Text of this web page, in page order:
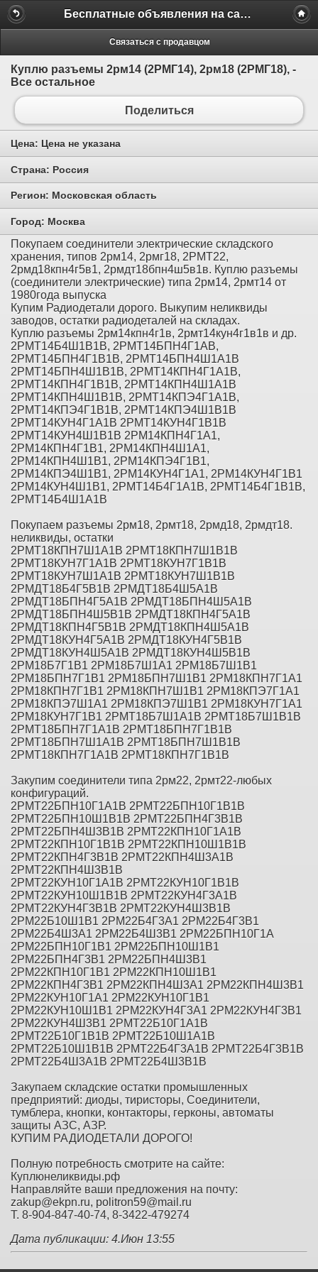
Бесплатные объявления на сайте MILAMO.ru
Связаться с продавцом
Куплю разъемы 2рм14 (2РМГ14), 2рм18 (2РМГ18), -
Все остальное
Поделиться
Цена: Цена не указана
Страна: Россия
Регион: Московская область
Город: Москва
Покупаем соединители электрические складского
хранения, типов 2рм14, 2рмг18, 2РМТ22,
2рмд18кпн4г5в1, 2рмдт18бпн4ш5в1в. Куплю разъемы
(соединители электрические) типа 2рм14, 2рмт14 от
1980года выпуска
Купим Радиодетали дорого. Выкупим неликвиды
заводов, остатки радиодеталей на складах.
Куплю разъемы 2рм14кпн4г1в, 2рмт14кун4г1в1в и др.
2РМТ14Б4Ш1В1В, 2РМТ14БПН4Г1АВ,
2РМТ14БПН4Г1В1В, 2РМТ14БПН4Ш1А1В
2РМТ14БПН4Ш1В1В, 2РМТ14КПН4Г1А1В,
2РМТ14КПН4Г1В1В, 2РМТ14КПН4Ш1А1В
2РМТ14КПН4Ш1В1В, 2РМТ14КПЭ4Г1А1В,
2РМТ14КПЭ4Г1В1В, 2РМТ14КПЭ4Ш1В1В
2РМТ14КУН4Г1А1В 2РМТ14КУН4Г1В1В
2РМТ14КУН4Ш1В1В 2РМ14КПН4Г1А1,
2РМ14КПН4Г1В1, 2РМ14КПН4Ш1А1,
2РМ14КПН4Ш1В1, 2РМ14КПЭ4Г1В1,
2РМ14КПЭ4Ш1В1, 2РМ14КУН4Г1А1, 2РМ14КУН4Г1В1
2РМ14КУН4Ш1В1, 2РМТ14Б4Г1А1В, 2РМТ14Б4Г1В1В,
2РМТ14Б4Ш1А1В
Покупаем разъемы 2рм18, 2рмт18, 2рмд18, 2рмдт18.
неликвиды, остатки
2РМТ18КПН7Ш1А1В 2РМТ18КПН7Ш1В1В
2РМТ18КУН7Г1А1В 2РМТ18КУН7Г1В1В
2РМТ18КУН7Ш1А1В 2РМТ18КУН7Ш1В1В
2РМДТ18Б4Г5В1В 2РМДТ18Б4Ш5А1В
2РМДТ18БПН4Г5А1В 2РМДТ18БПН4Ш5А1В
2РМДТ18БПН4Ш5В1В 2РМДТ18КПН4Г5А1В
2РМДТ18КПН4Г5В1В 2РМДТ18КПН4Ш5А1В
2РМДТ18КУН4Г5А1В 2РМДТ18КУН4Г5В1В
2РМДТ18КУН4Ш5А1В 2РМДТ18КУН4Ш5В1В
2РМ18Б7Г1В1 2РМ18Б7Ш1А1 2РМ18Б7Ш1В1
2РМ18БПН7Г1В1 2РМ18БПН7Ш1В1 2РМ18КПН7Г1А1
2РМ18КПН7Г1В1 2РМ18КПН7Ш1В1 2РМ18КПЭ7Г1А1
2РМ18КПЭ7Ш1А1 2РМ18КПЭ7Ш1В1 2РМ18КУН7Г1А1
2РМ18КУН7Г1В1 2РМТ18Б7Ш1А1В 2РМТ18Б7Ш1В1В
2РМТ18БПН7Г1А1В 2РМТ18БПН7Г1В1В
2РМТ18БПН7Ш1А1В 2РМТ18БПН7Ш1В1В
2РМТ18КПН7Г1А1В 2РМТ18КПН7Г1В1В
Закупим соединители типа 2рм22, 2рмт22-любых
конфигураций.
2РМТ22БПН10Г1А1В 2РМТ22БПН10Г1В1В
2РМТ22БПН10Ш1В1В 2РМТ22БПН4Г3В1В
2РМТ22БПН4Ш3В1В 2РМТ22КПН10Г1А1В
2РМТ22КПН10Г1В1В 2РМТ22КПН10Ш1В1В
2РМТ22КПН4Г3В1В 2РМТ22КПН4Ш3А1В
2РМТ22КПН4Ш3В1В
2РМТ22КУН10Г1А1В 2РМТ22КУН10Г1В1В
2РМТ22КУН10Ш1В1В 2РМТ22КУН4Г3А1В
2РМТ22КУН4Г3В1В 2РМТ22КУН4Ш3В1В
2РМ22Б10Ш1В1 2РМ22Б4Г3А1 2РМ22Б4Г3В1
2РМ22Б4Ш3А1 2РМ22Б4Ш3В1 2РМ22БПН10Г1А
2РМ22БПН10Г1В1 2РМ22БПН10Ш1В1
2РМ22БПН4Г3В1 2РМ22БПН4Ш3В1
2РМ22КПН10Г1В1 2РМ22КПН10Ш1В1
2РМ22КПН4Г3В1 2РМ22КПН4Ш3А1 2РМ22КПН4Ш3В1
2РМ22КУН10Г1А1 2РМ22КУН10Г1В1
2РМ22КУН10Ш1В1 2РМ22КУН4Г3А1 2РМ22КУН4Г3В1
2РМ22КУН4Ш3В1 2РМТ22Б10Г1А1В
2РМТ22Б10Г1В1В 2РМТ22Б10Ш1А1В
2РМТ22Б10Ш1В1В 2РМТ22Б4Г3А1В 2РМТ22Б4Г3В1В
2РМТ22Б4Ш3А1В 2РМТ22Б4Ш3В1В
Закупаем складские остатки промышленных
предприятий: диоды, тиристоры, Соединители,
тумблера, кнопки, контакторы, герконы, автоматы
защиты АЗС, АЗР.
КУПИМ РАДИОДЕТАЛИ ДОРОГО!
Полную потребность смотрите на сайте:
Куплюнеликвиды.рф
Направляйте ваши предложения на почту:
zakup@ekpn.ru, politron59@mail.ru
Т. 8-904-847-40-74, 8-3422-479274
Дата публикации: 4.Июн 13:55